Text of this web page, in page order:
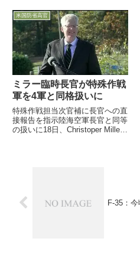
評価で最強の「Heron Systems
社」●人間はWea...
米国防省高官
ミラー臨時長官が特殊作戦
軍を4軍と同格扱いに
特殊作戦担当次官補に長官への直
接報告を指示陸海空軍長官と同等
の扱いに18日、Christoper Miller
F-35：